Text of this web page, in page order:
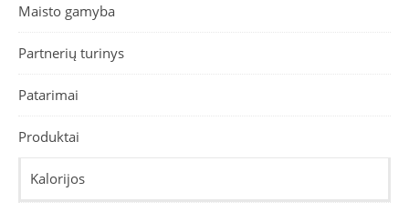
Maisto gamyba
Partnerių turinys
Patarimai
Produktai
Kalorijos